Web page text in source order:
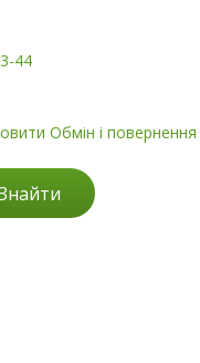
44
Обмін і повернення